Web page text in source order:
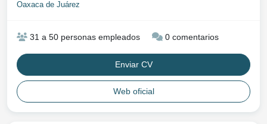
Oaxaca de Juárez
31 a 50 personas empleados 0 comentarios
Enviar CV
Web oficial